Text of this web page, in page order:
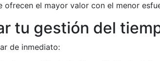
el mayor valor con el menor
tu gestión del
de inmediato: